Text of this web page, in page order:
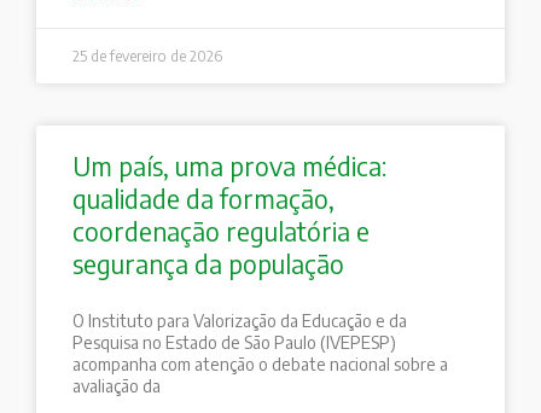
25 de fevereiro de 2026
Um país, uma prova médica:
qualidade da formação,
coordenação regulatória e
segurança da população
O Instituto para Valorização da Educação e da
Pesquisa no Estado de São Paulo (IVEPESP)
acompanha com atenção o debate nacional sobre a
avaliação da